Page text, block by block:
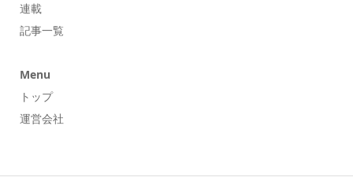
連載
記事一覧
Menu
トップ
運営会社